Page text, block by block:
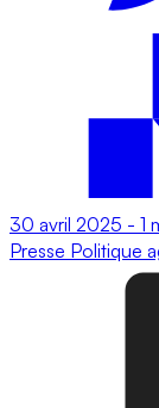
30 avril 2025 - 1
Presse Politique